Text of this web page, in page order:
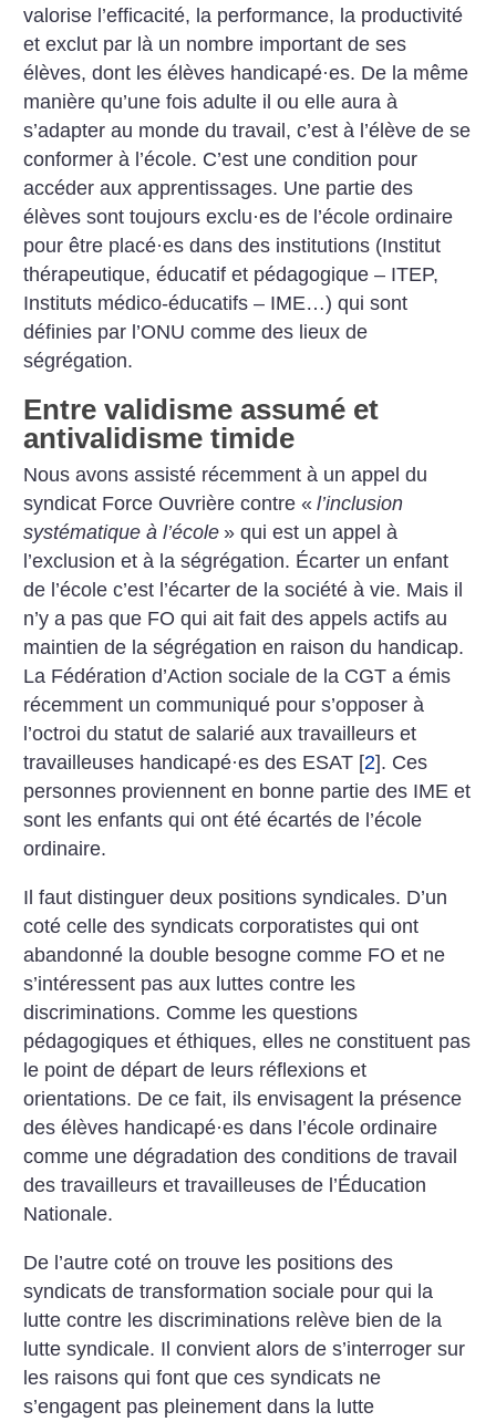
valorise l’efficacité, la performance, la productivité
et exclut par là un nombre important de ses
élèves, dont les élèves handicapé·es. De la même
manière qu’une fois adulte il ou elle aura à
s’adapter au monde du travail, c’est à l’élève de se
conformer à l’école. C’est une condition pour
accéder aux apprentissages. Une partie des
élèves sont toujours exclu·es de l’école ordinaire
pour être placé·es dans des institutions (Institut
thérapeutique, éducatif et pédagogique – ITEP,
Instituts médico-éducatifs – IME…) qui sont
définies par ­l’ONU comme des lieux de
ségrégation.
Entre validisme assumé et
antivalidisme timide
Nous avons assisté récemment à un appel du
syndicat Force Ouvrière contre « l’inclusion
systématique à l’école » qui est un appel à
l’exclusion et à la ségrégation. Écarter un enfant
de l’école c’est l’écarter de la société à vie. Mais il
n’y a pas que FO qui ait fait des appels actifs au
maintien de la ségrégation en raison du handicap.
La Fédération d’Action sociale de la CGT a émis
récemment un communiqué pour s’opposer à
l’octroi du statut de salarié aux travailleurs et
travailleuses handicapé·es des ESAT [2]. Ces
personnes proviennent en bonne partie des IME et
sont les enfants qui ont été écartés de l’école
ordinaire.
Il faut distinguer deux positions syndicales. D’un
coté celle des syndicats corporatistes qui ont
abandonné la double besogne comme FO et ne
s’intéressent pas aux luttes contre les
discriminations. Comme les questions
pédagogiques et éthiques, elles ne constituent pas
le point de départ de leurs réflexions et
orientations. De ce fait, ils envisagent la présence
des élèves handicapé·es dans l’école ordinaire
comme une dégradation des conditions de travail
des travailleurs et travailleuses de ­l’Éducation
Nationale.
De l’autre coté on trouve les positions des
syndicats de transformation sociale pour qui la
lutte contre les discriminations relève bien de la
lutte syndicale. Il convient alors de s’interroger sur
les raisons qui font que ces syndicats ne
s’engagent pas pleinement dans la lutte